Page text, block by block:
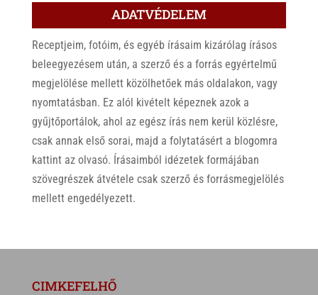
ADATVÉDELEM
Receptjeim, fotóim, és egyéb írásaim kizárólag írásos
beleegyezésem után, a szerző és a forrás egyértelmű
megjelölése mellett közölhetőek más oldalakon, vagy
nyomtatásban. Ez alól kivételt képeznek azok a
gyűjtőportálok, ahol az egész írás nem kerül közlésre,
csak annak első sorai, majd a folytatásért a blogomra
kattint az olvasó. Írásaimból idézetek formájában
szövegrészek átvétele csak szerző és forrásmegjelölés
mellett engedélyezett.
CIMKEFELHŐ